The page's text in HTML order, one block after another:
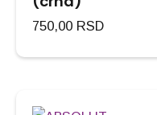
750,00 RSD